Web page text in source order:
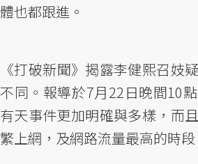
體也都跟進。
《打破新聞》揭露李健熙召妓
不同。報導於7月22日晚間10
有天事件更加明確與多樣，而
繁上網，及網路流量最高的時段